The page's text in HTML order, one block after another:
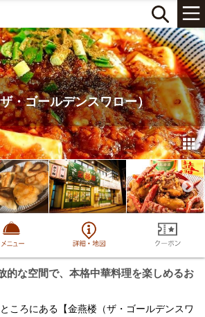
・ゴールデンスワロー）
的な空間で、本格中華料理を楽しめるお
ころにある【金燕楼（ザ・ゴールデンスワ